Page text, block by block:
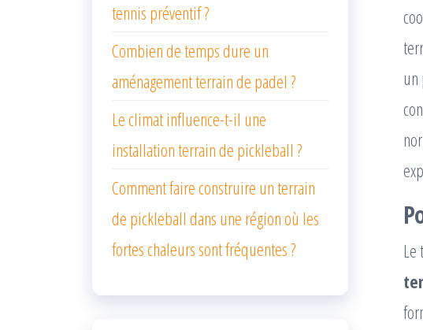
tennis préventif ?
Combien de temps dure un
aménagement terrain de padel ?
Le climat influence-t-il une
installation terrain de pickleball ?
Comment faire construire un terrain
de pickleball dans une région où les
fortes chaleurs sont fréquentes ?